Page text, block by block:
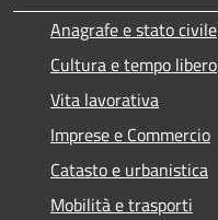
Anagrafe e stato civile
Cultura e tempo libero
Vita lavorativa
Imprese e Commercio
Catasto e urbanistica
Mobilità e trasporti